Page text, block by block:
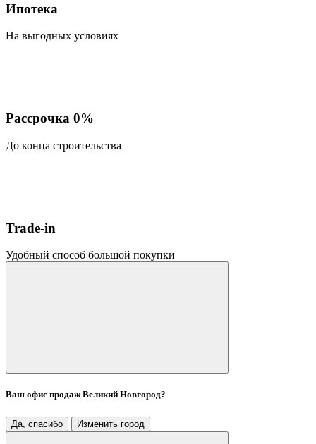
Ипотека
На выгодных условиях
Рассрочка 0%
До конца строительства
Trade-in
Удобный способ большой покупки
Ваш офис продажВеликий Новгород?
Да, спасибо Изменить город